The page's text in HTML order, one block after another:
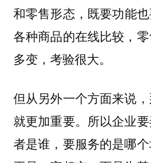
和零售形态， 既要功能
各种商品的在线比较，
多变，考验很大。
但从另外一个方面来说
就更加重要。所以企业
者是谁，要服务的是哪